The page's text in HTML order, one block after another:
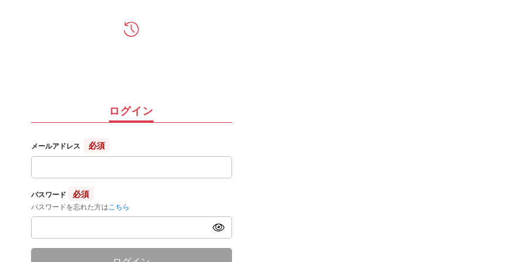
ログイン
メールアドレス 必須
パスワード 必須
パスワードを忘れた方は こちら